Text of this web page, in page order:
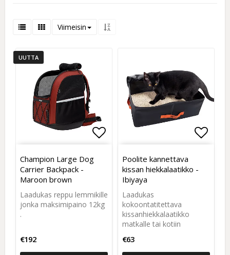
Viimeisin
UUTTA
Add to list of favorites
Add to list of favorites
Champion Large Dog
Carrier Backpack -
Maroon brown
Laadukas reppu lemmikille
jonka maksimipaino 12kg
.
€192
Poolite kannettava
kissan hiekkalaatikko -
Ibiyaya
Laadukas
kokoontatitettava
kissanhiekkalaatikko
matkalle tai kotiin
€63